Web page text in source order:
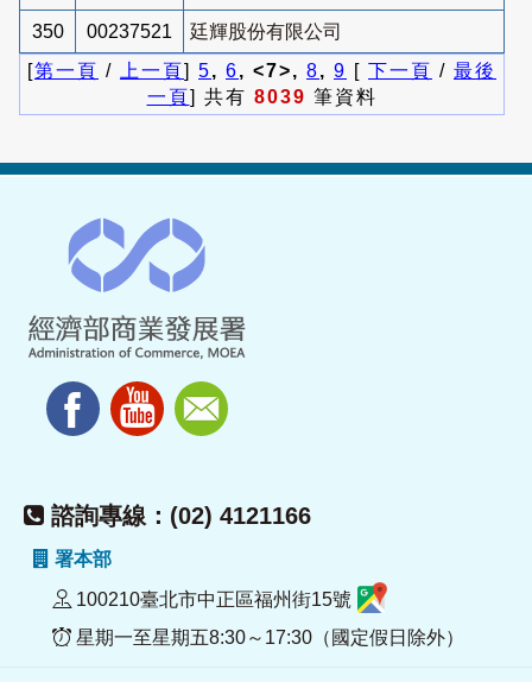
350 00237521
廷輝股份有限公司
[第一頁 / 上一頁] 5, 6, <7>, 8, 9 [ 下一頁 / 最後
一頁] 共有 8039 筆資料
諮詢專線：(02) 4121166
署本部
100210臺北市中正區福州街15號
星期一至星期五8:30～17:30（國定假日除外）